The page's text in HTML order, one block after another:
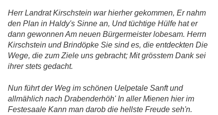
Herr Landrat Kirschstein war hierher gekommen, Er nahm
den Plan in Haldy's Sinne an, Und tüchtige Hülfe hat er
dann gewonnen Am neuen Bürgermeister lobesam. Herrn
Kirschstein und Brindöpke Sie sind es, die entdeckten Die
Wege, die zum Ziele uns gebracht; Mit grösstem Dank sei
ihrer stets gedacht.
Nun führt der Weg im schönen Uelpetale Sanft und
allmählich nach Drabenderhöh' In aller Mienen hier im
Festesaale Kann man darob die hellste Freude seh'n.